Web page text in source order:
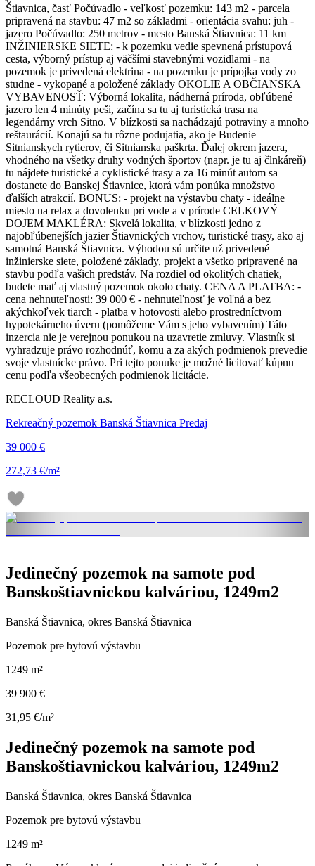
Štiavnica, časť Počúvadlo - veľkosť pozemku: 143 m2 - parcela
pripravená na stavbu: 47 m2 so základmi - orientácia svahu: juh -
jazero Počúvadlo: 250 metrov - mesto Banská Štiavnica: 11 km
INŽINIERSKE SIETE: - k pozemku vedie spevnená prístupová
cesta, výborný prístup aj väčšími stavebnými vozidlami - na
pozemok je privedená elektrina - na pozemku je prípojka vody zo
studne - vykopané a položené základy OKOLIE A OBČIANSKA
VYBAVENOSŤ: Výborná lokalita, nádherná príroda, obľúbené
jazero len 4 minúty peši, začína sa tu aj turistická trasa na
legendárny vrch Sitno. V blízkosti sa nachádzajú potraviny a mnoho
reštaurácií. Konajú sa tu rôzne podujatia, ako je Budenie
Sitnianskych rytierov, či Sitnianska paškrta. Ďalej okrem jazera,
vhodného na všetky druhy vodných športov (napr. je tu aj člnkáreň)
tu nájdete turistické a cyklistické trasy a za 16 minút autom sa
dostanete do Banskej Štiavnice, ktorá vám ponúka množstvo
ďalších atrakcií. BONUS: - projekt na výstavbu chaty - ideálne
miesto na relax a dovolenku pri vode a v prírode CELKOVÝ
DOJEM MAKLÉRA: Skvelá lokalita, v blízkosti jedno z
najobľúbenejších jazier Štiavnických vrchov, turistické trasy, ako aj
samotná Banská Štiavnica. Výhodou sú určite už privedené
inžinierske siete, položené základy, projekt a všetko pripravené na
stavbu podľa vašich predstáv. Na rozdiel od okolitých chatiek,
budete mať aj vlastný pozemok okolo chaty. CENA A PLATBA: -
cena nehnuteľnosti: 39 000 € - nehnuteľnosť je voľná a bez
akýchkoľvek tiarch - platba v hotovosti alebo prostredníctvom
hypotekárneho úveru (pomôžeme Vám s jeho vybavením) Táto
inzercia nie je verejnou ponukou na uzavretie zmluvy. Vlastník si
vyhradzuje právo rozhodnúť, komu a za akých podmienok prevedie
svoje vlastnícke právo. Pri tejto ponuke je možné licitovať kúpnu
cenu podľa všeobecných podmienok licitácie.
RECLOUD Reality a.s.
Rekreačný pozemok Banská Štiavnica Predaj
39 000 €
272,73 €/m²
Jedinečný pozemok na samote pod
Banskoštiavnickou kalváriou, 1249m2
Banská Štiavnica, okres Banská Štiavnica
Pozemok pre bytovú výstavbu
1249 m²
39 900 €
31,95 €/m²
Jedinečný pozemok na samote pod
Banskoštiavnickou kalváriou, 1249m2
Banská Štiavnica, okres Banská Štiavnica
Pozemok pre bytovú výstavbu
1249 m²